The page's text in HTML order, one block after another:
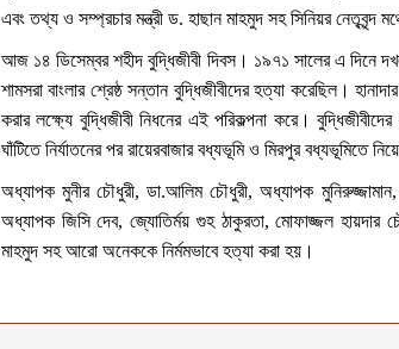
এবং তথ্য ও সম্প্রচার মন্ত্রী ড. হাছান মাহমুদ সহ সিনিয়র নেতৃবৃন্দ
আজ ১৪ ডিসেম্বর শহীদ বুদ্ধিজীবী দিবস। ১৯৭১ সালের এ দিনে
শামসরা বাংলার শ্রেষ্ঠ সন্তান বুদ্ধিজীবীদের হত্যা করেছিল।
করার লক্ষ্যে বুদ্ধিজীবী নিধনের এই পরিকল্পনা করে।
ঘাঁটিতে নির্যাতনের পর রায়েরবাজার বধ্যভূমি ও মিরপুর বধ্যভূমিতে
অধ্যাপক মুনীর চৌধুরী, ডা.আলিম চৌধুরী, অধ্যাপক মুনিরুজ্জামান,
অধ্যাপক জিসি দেব, জ্যোতির্ময় গুহ ঠাকুরতা, মোফাজ্জল হায়দার
মাহমুদ সহ আরো অনেককে নির্মমভাবে হত্যা করা হয়।